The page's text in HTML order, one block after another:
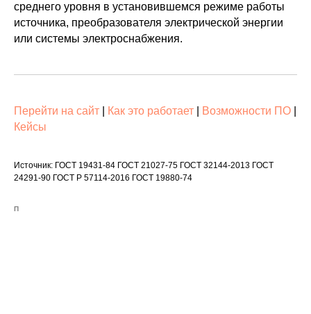
среднего уровня в установившемся режиме работы
источника, преобразователя электрической энергии
или системы электроснабжения.
Перейти на сайт Как это работает Возможности ПО
Кейсы
Источник: ГОСТ 19431-84 ГОСТ 21027-75 ГОСТ 32144-2013 ГОСТ
24291-90 ГОСТ Р 57114-2016 ГОСТ 19880-74
П